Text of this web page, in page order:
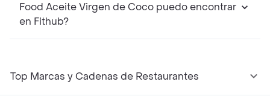
Food Aceite Virgen de Coco puedo encontrar
en Fithub?
Top Marcas y Cadenas de Restaurantes